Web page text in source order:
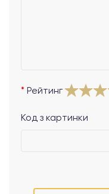
Рейтинг
Код з картинки